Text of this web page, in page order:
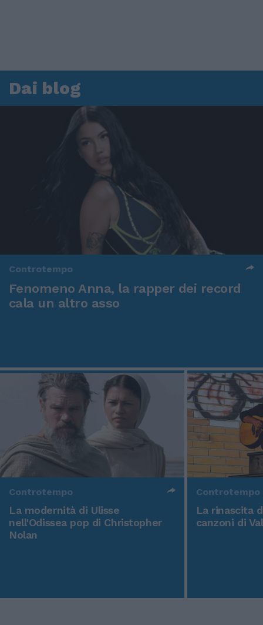
Dai blog
Controtempo
Fenomeno Anna, la rapper dei record
cala un altro asso
Controtempo
La modernità di Ulisse
nell'Odissea pop di Christopher
Nolan
Controtempo
La rinascita
canzoni di